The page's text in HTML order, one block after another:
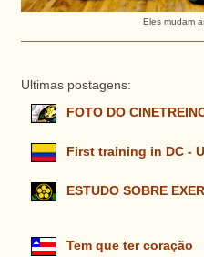
Eles mudam
Ultimas postagens:
FOTO DO
First training in DC -
ESTUDO SOBRE
Tem que ter coração